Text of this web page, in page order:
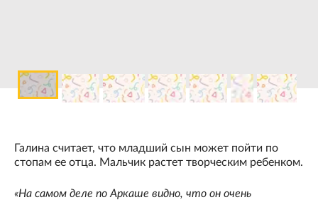
Галина считает, что младший сын может пойти по
стопам ее отца. Мальчик растет творческим ребенком.
«На самом деле по Аркаше видно, что он очень